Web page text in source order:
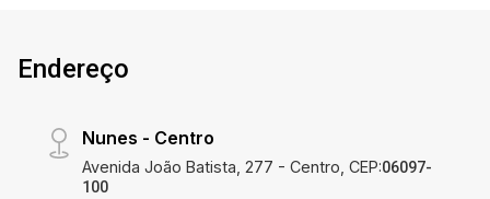
Endereço
Nunes - Centro
Avenida João Batista, 277 - Centro, CEP:06097-
100